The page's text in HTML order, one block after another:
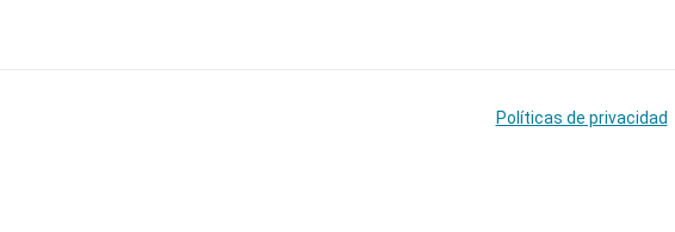
Políticas de privacidad